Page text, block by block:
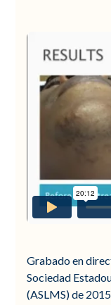
Grabado en
Sociedad
(ASLMS) de